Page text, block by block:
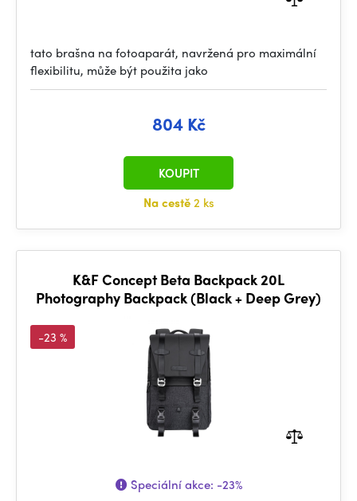
tato brašna na fotoaparát, navržená pro maximální
flexibilitu, může být použita jako
804 Kč
Na cestě2 ks
KOUPIT
K&F Concept Beta Backpack 20L
Photography Backpack (Black + Deep Grey)
-23 %
Speciální akce: -23%